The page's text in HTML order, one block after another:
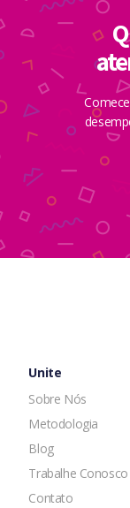
Unite
Sobre Nós
Metodologia
Blog
Trabalhe Conosco
Contato